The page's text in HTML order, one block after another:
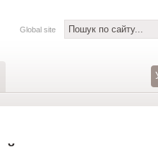
Global site